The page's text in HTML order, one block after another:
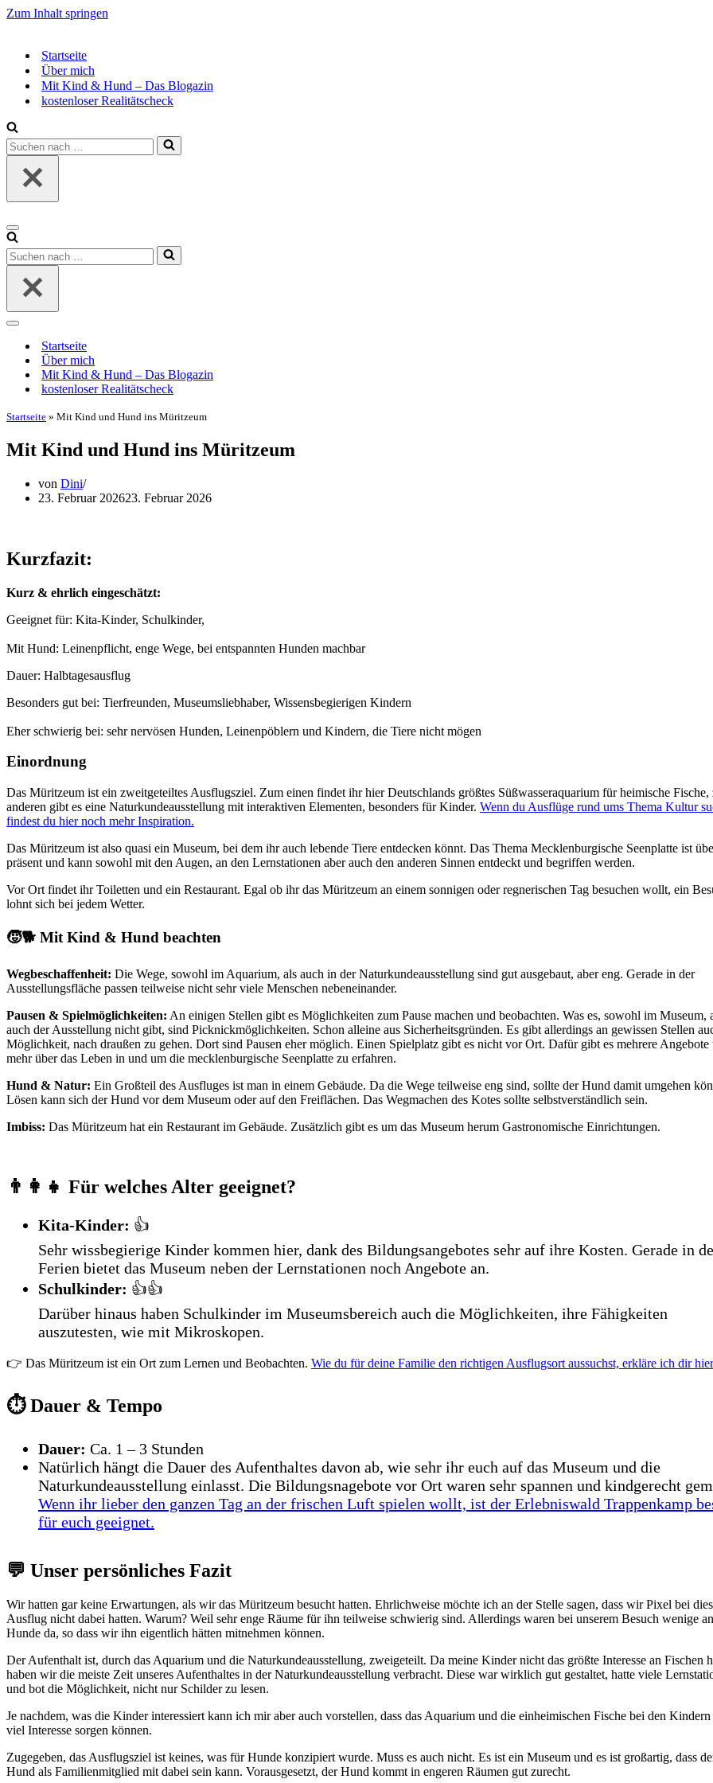
Zum Inhalt springen
Startseite
Über mich
Mit Kind & Hund – Das Blogazin
kostenloser Realitätscheck
Suchen
nach …
Navigationsmenü
Suchen
nach …
Navigationsmenü
Startseite
Über mich
Mit Kind & Hund – Das Blogazin
kostenloser Realitätscheck
Startseite » Mit Kind und Hund ins Müritzeum
Mit Kind und Hund ins Müritzeum
von Dini
23. Februar 202623. Februar 2026
Kurzfazit:
Kurz & ehrlich eingeschätzt:
Geeignet für: Kita-Kinder, Schulkinder,
Mit Hund: Leinenpflicht, enge Wege, bei entspannten Hunden machbar
Dauer: Halbtagesausflug
Besonders gut bei: Tierfreunden, Museumsliebhaber, Wissensbegierigen Kindern
Eher schwierig bei: sehr nervösen Hunden, Leinenpöblern und Kindern, die Tiere nicht mögen
Einordnung
Das Müritzeum ist ein zweitgeteiltes Ausflugsziel. Zum einen findet ihr hier Deutschlands größtes Süßwasseraquarium für heimische Fische,
anderen gibt es eine Naturkundeausstellung mit interaktiven Elementen, besonders für Kinder. Wenn du Ausflüge rund ums Thema Kultur
findest du hier noch mehr Inspiration.
Das Müritzeum ist also quasi ein Museum, bei dem ihr auch lebende Tiere entdecken könnt. Das Thema Mecklenburgische Seenplatte ist
präsent und kann sowohl mit den Augen, an den Lernstationen aber auch den anderen Sinnen entdeckt und begriffen werden.
Vor Ort findet ihr Toiletten und ein Restaurant. Egal ob ihr das Müritzeum an einem sonnigen oder regnerischen Tag besuchen wollt, ein
lohnt sich bei jedem Wetter.
🧒🐕 Mit Kind & Hund beachten
Wegbeschaffenheit: Die Wege, sowohl im Aquarium, als auch in der Naturkundeausstellung sind gut ausgebaut, aber eng. Gerade in der
Ausstellungsfläche passen teilweise nicht sehr viele Menschen nebeneinander.
Pausen & Spielmöglichkeiten: An einigen Stellen gibt es Möglichkeiten zum Pause machen und beobachten. Was es, sowohl im Museum,
auch der Ausstellung nicht gibt, sind Picknickmöglichkeiten. Schon alleine aus Sicherheitsgründen. Es gibt allerdings an gewissen Stellen
Möglichkeit, nach draußen zu gehen. Dort sind Pausen eher möglich. Einen Spielplatz gibt es nicht vor Ort. Dafür gibt es mehrere Angebote
mehr über das Leben in und um die mecklenburgische Seenplatte zu erfahren.
Hund & Natur: Ein Großteil des Ausfluges ist man in einem Gebäude. Da die Wege teilweise eng sind, sollte der Hund damit umgehen
Lösen kann sich der Hund vor dem Museum oder auf den Freiflächen. Das Wegmachen des Kotes sollte selbstverständlich sein.
Imbiss: Das Müritzeum hat ein Restaurant im Gebäude. Zusätzlich gibt es um das Museum herum Gastronomische Einrichtungen.
👨‍👩‍👧 Für welches Alter geeignet?
Kita-Kinder: 👍
Sehr wissbegierige Kinder kommen hier, dank des Bildungsangebotes sehr auf ihre Kosten. Gerade in
Ferien bietet das Museum neben der Lernstationen noch Angebote an.
Schulkinder: 👍👍
Darüber hinaus haben Schulkinder im Museumsbereich auch die Möglichkeiten, ihre Fähigkeiten
auszutesten, wie mit Mikroskopen.
👉 Das Müritzeum ist ein Ort zum Lernen und Beobachten. Wie du für deine Familie den richtigen Ausflugsort aussuchst, erkläre ich dir
⏱️ Dauer & Tempo
Dauer: Ca. 1 – 3 Stunden
Natürlich hängt die Dauer des Aufenthaltes davon ab, wie sehr ihr euch auf das Museum und die
Naturkundeausstellung einlasst. Die Bildungsnagebote vor Ort waren sehr spannen und kindgerecht
Wenn ihr lieber den ganzen Tag an der frischen Luft spielen wollt, ist der Erlebniswald Trappenkamp
für euch geeignet.
💬 Unser persönliches Fazit
Wir hatten gar keine Erwartungen, als wir das Müritzeum besucht hatten. Ehrlichweise möchte ich an der Stelle sagen, dass wir Pixel bei
Ausflug nicht dabei hatten. Warum? Weil sehr enge Räume für ihn teilweise schwierig sind. Allerdings waren bei unserem Besuch wenige
Hunde da, so dass wir ihn eigentlich hätten mitnehmen können.
Der Aufenthalt ist, durch das Aquarium und die Naturkundeausstellung, zweigeteilt. Da meine Kinder nicht das größte Interesse an Fischen
haben wir die meiste Zeit unseres Aufenthaltes in der Naturkundeausstellung verbracht. Diese war wirklich gut gestaltet, hatte viele
und bot die Möglichkeit, nicht nur Schilder zu lesen.
Je nachdem, was die Kinder interessiert kann ich mir aber auch vorstellen, dass das Aquarium und die einheimischen Fische bei den
viel Interesse sorgen können.
Zugegeben, das Ausflugsziel ist keines, was für Hunde konzipiert wurde. Muss es auch nicht. Es ist ein Museum und es ist großartig, dass
Hund als Familienmitglied mit dabei sein kann. Vorausgesetzt, der Hund kommt in engeren Räumen gut zurecht.